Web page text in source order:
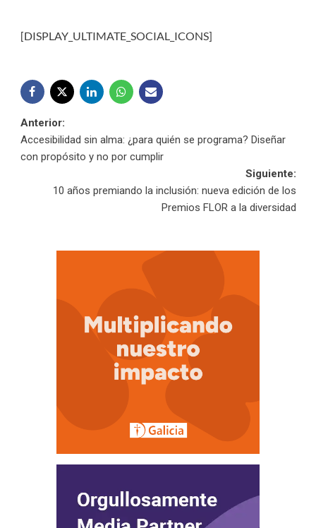
[DISPLAY_ULTIMATE_SOCIAL_ICONS]
Navegación
de
entradas
Anterior:
Accesibilidad sin alma: ¿para quién se programa? Diseñar
con propósito y no por cumplir
Siguiente:
10 años premiando la inclusión: nueva edición de los
Premios FLOR a la diversidad